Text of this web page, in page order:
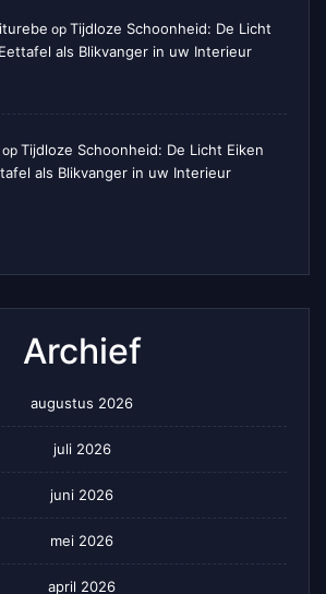
op Tijdloze Schoonheid: De Licht
als Blikvanger in uw Interieur
op Tijdloze Schoonheid: De Licht Eiken
als Blikvanger in uw Interieur
Archief
augustus 2026
juli 2026
juni 2026
mei 2026
april 2026